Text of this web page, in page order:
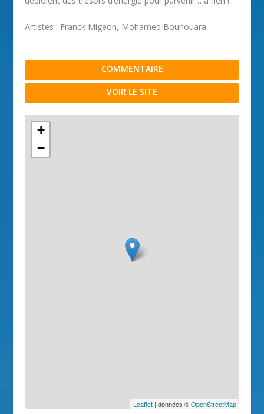
Artistes : Franck Migeon, Mohamed Bounouara
COMMENTAIRE
VOIR LE SITE
+
−
Leaflet| données ©OpenStreetMap